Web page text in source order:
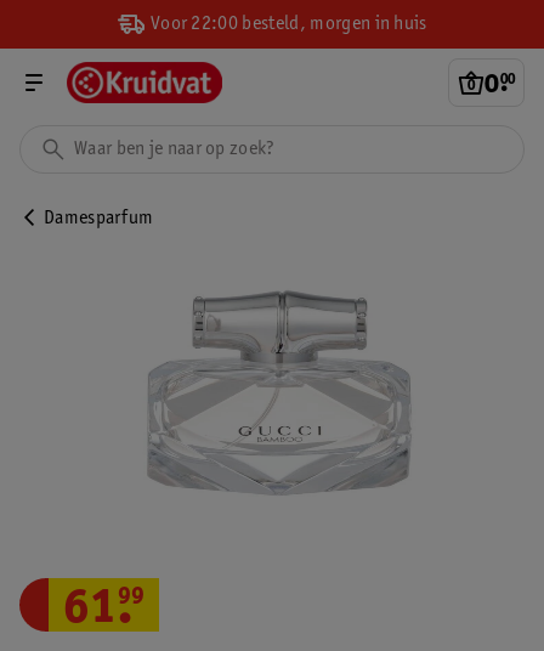
Voor 22:00 besteld, morgen in huis
0.
00
Damesparfum
61.
99